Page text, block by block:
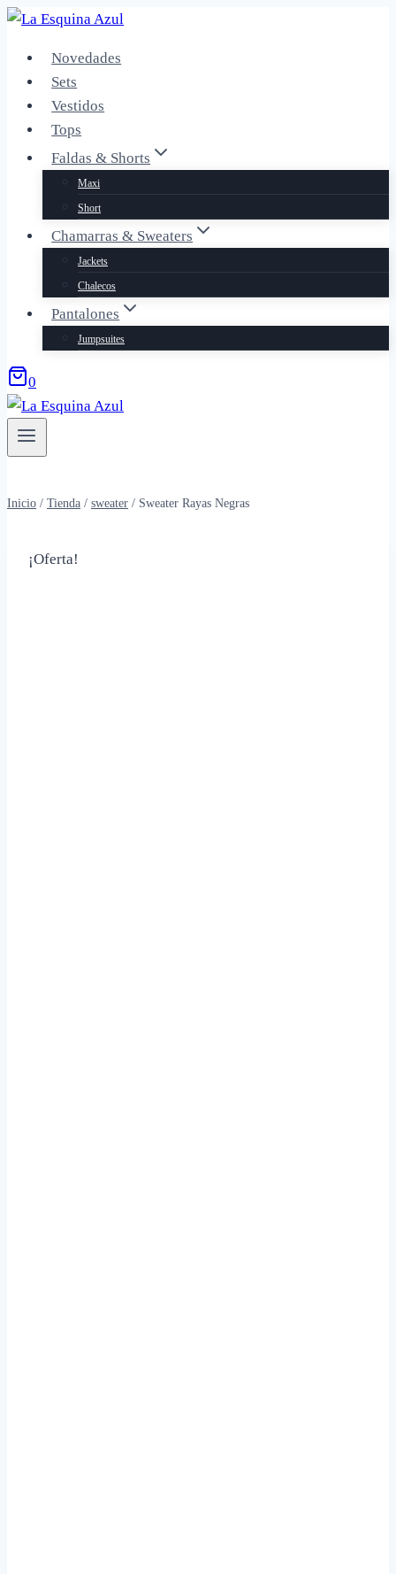
Saltar
contenidoNovedades
Sets
Vestidos
Tops
Faldas & Shorts
Maxi
Short
Chamarras & Sweaters
Jackets
Chalecos
Pantalones
Jumpsuites
0
Inicio / Tienda / sweater / Sweater Rayas Negras
¡Oferta!